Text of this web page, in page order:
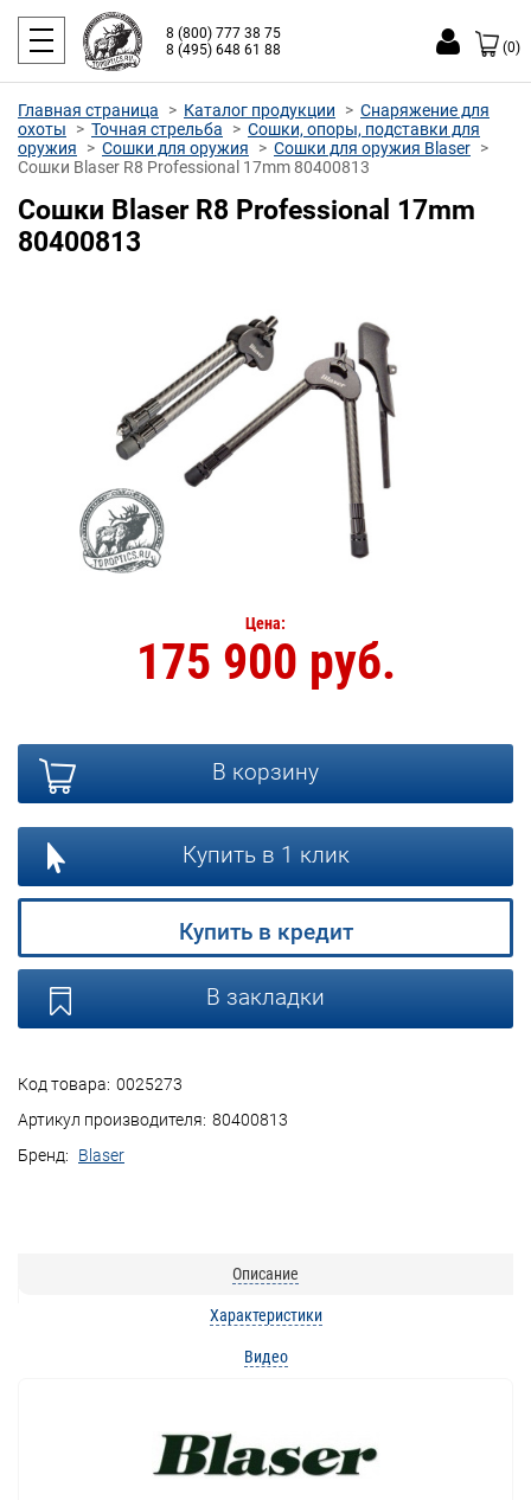
8 (800) 777 38 75
8 (495) 648 61 88
(0)
Главная страница Каталог продукции
Снаряжение для
охоты
Точная стрельба
Сошки, опоры, подставки для
оружия
Сошки для оружия
Сошки для оружия Blaser
Сошки Blaser R8 Professional 17mm 80400813
Сошки Blaser R8 Professional 17mm
80400813
Код товара: 0025273
Артикул производителя: 80400813
Бренд:
Blaser
Цена:
175 900 руб.
В корзину
Купить в 1 клик
Купить в кредит
В закладки
Описание
Характеристики
Видео